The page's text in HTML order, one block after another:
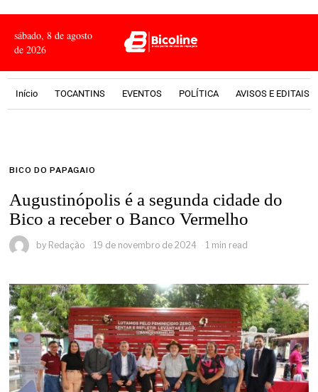
sábado, 8 de agosto
de 2026
Início TOCANTINS EVENTOS POLÍTICA AVISOS E EDITAIS
BICO DO PAPAGAIO
Augustinópolis é a segunda cidade do
Bico a receber o Banco Vermelho
by Redação 19 de novembro de 2024 1 min read